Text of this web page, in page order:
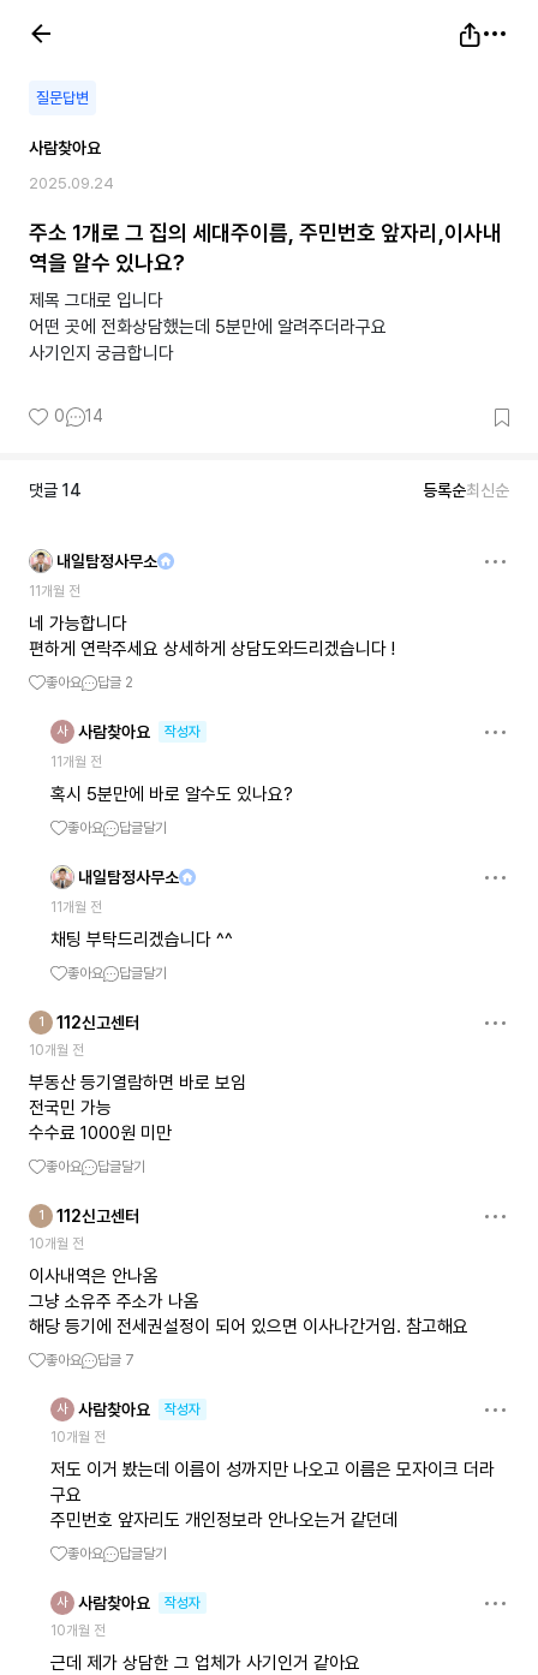
질문답변
사람찾아요
2025.09.24
주소 1개로 그 집의 세대주이름, 주민번호 앞자리,이사내
역을 알수 있나요?
제목 그대로 입니다
어떤 곳에 전화상담했는데 5분만에 알려주더라구요
사기인지 궁금합니다
0 14
댓글 14 등록순최신순
내일탐정사무소
11개월 전
네 가능합니다
편하게 연락주세요 상세하게 상담도와드리겠습니다 !
좋아요 답글 2
사 사람찾아요
작성자
11개월 전
혹시 5분만에 바로 알수도 있나요?
좋아요 답글달기
내일탐정사무소
11개월 전
채팅 부탁드리겠습니다 ^^
좋아요 답글달기
1 112신고센터
10개월 전
부동산 등기열람하면 바로 보임
전국민 가능
수수료 1000원 미만
좋아요 답글달기
1 112신고센터
10개월 전
이사내역은 안나옴
그냥 소유주 주소가 나옴
해당 등기에 전세권설정이 되어 있으면 이사나간거임. 참고해요
좋아요 답글 7
사 사람찾아요
작성자
10개월 전
저도 이거 봤는데 이름이 성까지만 나오고 이름은 모자이크 더라
구요
주민번호 앞자리도 개인정보라 안나오는거 같던데
좋아요 답글달기
사 사람찾아요
작성자
10개월 전
근데 제가 상담한 그 업체가 사기인거 같아요